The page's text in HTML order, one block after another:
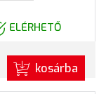
ELÉRHETŐ
kosárba